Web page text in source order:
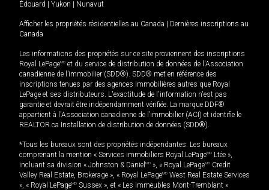
Édouard
Yukon Nunavut
Afficher les propriétés résidentielles au Canada
Dernières inscriptions au
Canada
Les informations des propriétés sur ce site proviennent des inscriptions
Royal LePageMD et du service de distribution de données de l'Association
canadienne de l’immobilier (SDD®). SDD® met en référence des
inscriptions tenues par des agences immobilières autres que Royal
LePage et ses distributeurs. L'exactitude de l'information n'est pas
garantie et devrait être indépendamment vérifiée. La marque DDF®
appartient à l'Association canadienne de l’immobilier (ACI) et identifie le
REALTOR.ca Installation de distribution de données (SDD®).
*Tous les bureaux sont des propriétés indépendantes. Les bureaux
comprenant la mention « Services immobiliers Royal LePageMD Ltée »,
incluant sa division « Johnston & Daniel MD », « Royal LePageMD Credit
Valley Real Estate, Brokerage », « Royal LePageMD West Real Estate Services
», « Royal LePageMD Sussex », et « Les immeubles Mont-Tremblant »